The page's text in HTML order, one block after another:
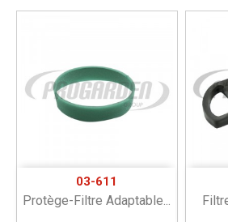
03-611
Protège-Filtre Adaptable...